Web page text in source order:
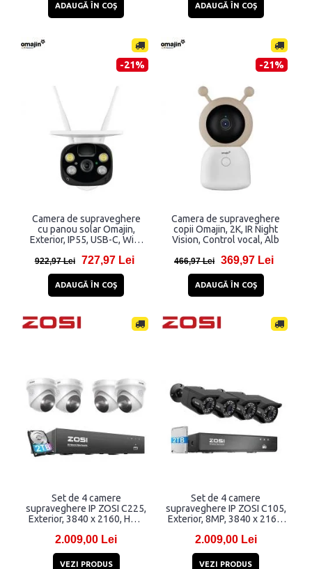
ADAUGĂ ÎN COŞ ADAUGĂ ÎN COŞ
-21%
Camera de supraveghere
cu panou solar Omajin,
Exterior, IP55, USB-C, WiFi,
922,97 Lei 727,97 Lei
ADAUGĂ ÎN COŞ
-21%
Camera de supraveghere
copii Omajin, 2K, IR Night
Vision, Control vocal, Alb
466,97 Lei 369,97 Lei
ADAUGĂ ÎN COŞ
Set de 4 camere
supraveghere IP ZOSI C225,
Exterior, 3840 x 2160, HDD
WiFi, Alb
2.009,00 Lei
VEZI PRODUS
Set de 4 camere
supraveghere IP ZOSI C105,
Exterior, 8MP, 3840 x 2160,
dedicata, WiFi, Negru
2.009,00 Lei
VEZI PRODUS